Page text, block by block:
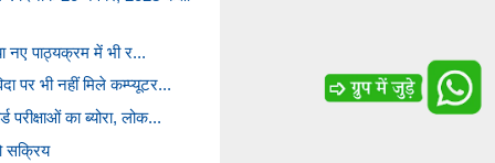
नए पाठ्यक्रम में भी र...
पर भी नहीं मिले कम्प्यूटर...
परीक्षाओं का ब्योरा, लोक...
सक्रिय